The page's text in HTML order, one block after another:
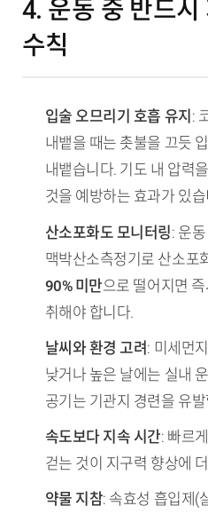
4. 운동 중 반드시
수칙
입술 오므리기 호흡 유지 :
내뱉을 때는 촛불을 끄듯
내뱉습니다. 기도 내 압력
것을 예방하는 효과가 있
산소포화도 모니터링: 운
맥박산소측정기로 산소포
90% 미만으로 떨어지면
취해야 합니다.
날씨와 환경 고려 : 미세먼
낮거나 높은 날에는 실내
공기는 기관지 경련을 유
속도보다 지속 시간: 빠르
걷는 것이 지구력 향상에
약물 지참: 속효성 흡입제(